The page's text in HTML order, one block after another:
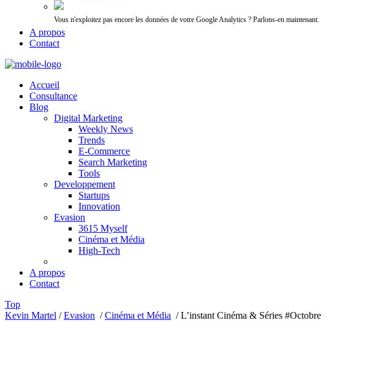
Vous n'exploitez pas encore les données de votre Google Analytics ? Parlons-en maintenant.
A propos
Contact
Accueil
Consultance
Blog
Digital Marketing
Weekly News
Trends
E-Commerce
Search Marketing
Tools
Developpement
Startups
Innovation
Evasion
3615 Myself
Cinéma et Média
High-Tech
A propos
Contact
Top
Kevin Martel /Evasion /Cinéma et Média /L’instant Cinéma & Séries #Octobre